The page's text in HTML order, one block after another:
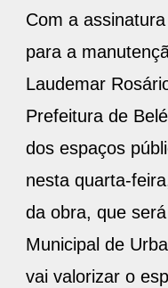
Com a
para a
Laudemar
Prefeitura de
dos espaços
nesta quarta-
da obra, que
Municipal de
vai valorizar o